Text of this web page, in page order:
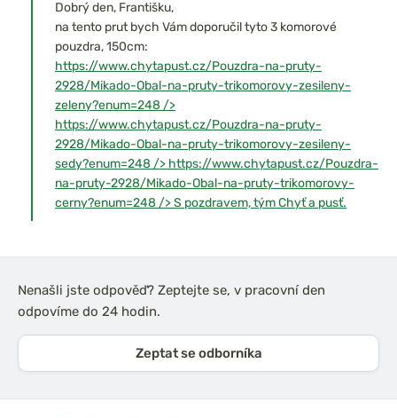
Dobrý den, Františku,
na tento prut bych Vám doporučil tyto 3 komorové
pouzdra, 150cm:
https://www.chytapust.cz/Pouzdra-na-pruty-
2928/Mikado-Obal-na-pruty-trikomorovy-zesileny-
zeleny?enum=248 />
https://www.chytapust.cz/Pouzdra-na-pruty-
2928/Mikado-Obal-na-pruty-trikomorovy-zesileny-
sedy?enum=248 /> https://www.chytapust.cz/Pouzdra-
na-pruty-2928/Mikado-Obal-na-pruty-trikomorovy-
cerny?enum=248 /> S pozdravem, tým Chyť a pusť.
Nenašli jste odpověď? Zeptejte se, v pracovní den
odpovíme do 24 hodin.
Zeptat se odborníka